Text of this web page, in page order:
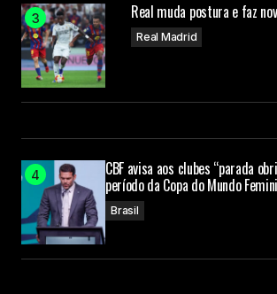
Real muda postura e faz
Real Madrid
CBF avisa aos clubes “parada
período da Copa do Mundo
Brasil